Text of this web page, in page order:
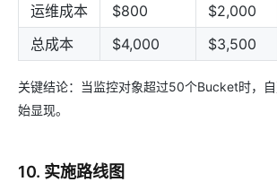
运维成本
$800
$2,000
总成本
$4,000 $3,500
关键结论：当监控对象超过50个Bucket时，
始显现。
10. 实施路线图